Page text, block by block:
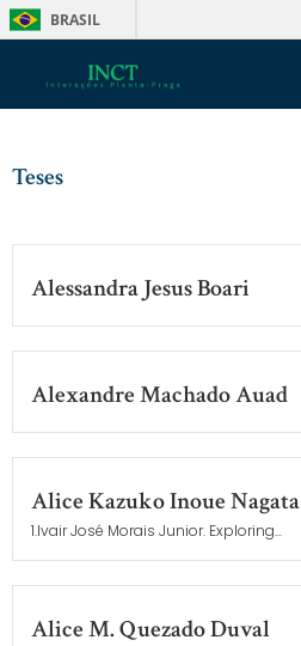
BRASIL
Teses
Alessandra Jesus Boari
Alexandre Machado Auad
Alice Kazuko Inoue Nagata
1.Ivair José Morais Junior. Exploring...
Alice M. Quezado Duval